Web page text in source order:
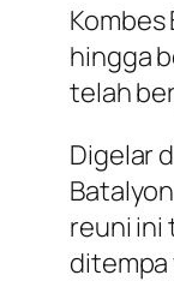
hingga
telah
Digelar
reuni ini
ditempa